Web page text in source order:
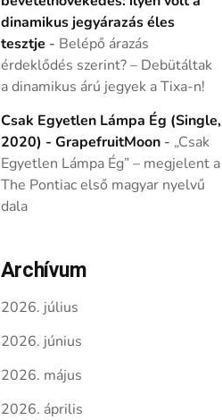
dinamikus jegyárazás éles
tesztje - Belépő árazás
érdeklődés szerint? – Debütáltak
a dinamikus árú jegyek a Tixa-n!
Csak Egyetlen Lámpa Ég (Single,
2020) - GrapefruitMoon- „Csak
Egyetlen Lámpa Ég” – megjelent a
The Pontiac első magyar nyelvű
dala
Archívum
2026. július
2026. június
2026. május
2026. április